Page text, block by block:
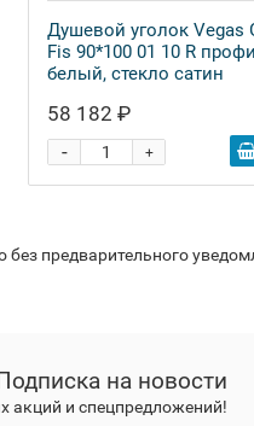
Душевой уголок Vegas
Fis 90*100 01 10 R
белый, стекло сатин
58 182 ₽
+
-
без предварительного
на новости
акций и спецпредложений!